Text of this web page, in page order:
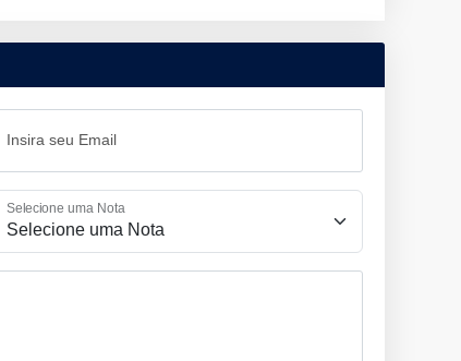
Insira seu Email
Selecione uma Nota